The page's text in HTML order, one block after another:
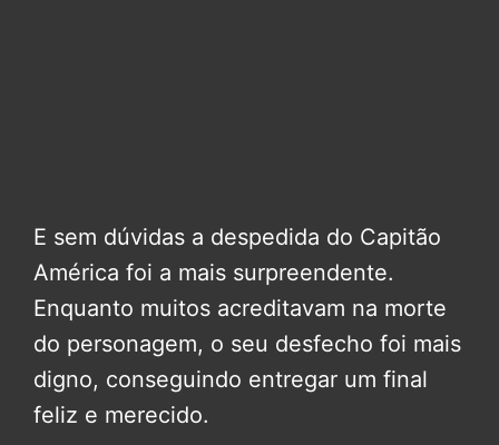
E sem dúvidas a despedida do Capitão
América foi a mais surpreendente.
Enquanto muitos acreditavam na morte
do personagem, o seu desfecho foi mais
digno, conseguindo entregar um final
feliz e merecido.